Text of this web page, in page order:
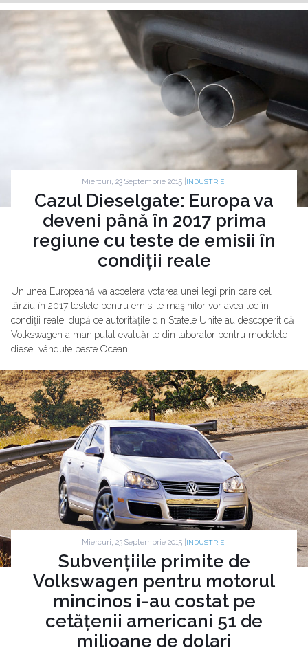
Miercuri, 23 Septembrie 2015 | INDUSTRIE
Cazul Dieselgate: Europa va
deveni până în 2017 prima
regiune cu teste de emisii în
condiții reale
Uniunea Europeană va accelera votarea unei legi prin care cel
târziu în 2017 testele pentru emisiile maşinilor vor avea loc în
condiţii reale, după ce autorităţile din Statele Unite au descoperit că
Volkswagen a manipulat evaluările din laborator pentru modelele
diesel vândute peste Ocean.
Miercuri, 23 Septembrie 2015 | INDUSTRIE
Subvențiile primite de
Volkswagen pentru motorul
mincinos i-au costat pe
cetățenii americani 51 de
milioane de dolari